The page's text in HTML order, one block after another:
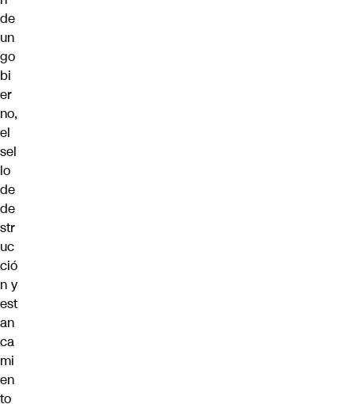
de
un
go
bi
er
no,
el
sel
lo
de
de
str
uc
ció
n y
est
an
ca
mi
en
to